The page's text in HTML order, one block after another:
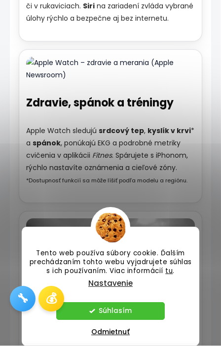
Tento web používa súbory cookie. Ďalším
prechádzaním tohto webu vyjadrujete súhlas
s ich používaním. Viac informácií tu.
Nastavenie
Odmietnuť
Súhlasím
či v rukaviciach. Sirina zariadení zvláda vybrané
úlohy rýchlo a bezpečne aj bez internetu.
Zdravie, spánok a tréningy
Apple Watch sledujú srdcový tep, kyslík v krvi*
a spánok, ponúkajú EKG a podrobné metriky
cvičenia v aplikácii Fitnes. Spárujete s iPhonom,
rýchlo nastavíte oznámenia a cieľové zóny.
*Dostupnosť funkcií sa môže líšiť podľa modelu a regiónu.
🔧 💰